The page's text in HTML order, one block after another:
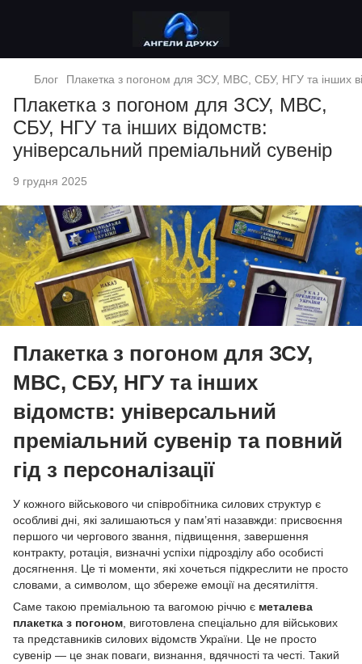
Блог Плакетка з погоном для ЗСУ, МВС, СБУ, НГУ та інших
Плакетка з погоном для ЗСУ, МВС,
СБУ, НГУ та інших відомств:
універсальний преміальний сувенір
9 грудня 2025
Плакетка з погоном для ЗСУ,
МВС, СБУ, НГУ та інших
відомств: універсальний
преміальний сувенір та повний
гід з персоналізації
У кожного військового чи співробітника силових структур є
особливі дні, які залишаються у пам’яті назавжди: присвоєння
першого чи чергового звання, підвищення, завершення
контракту, ротація, визначні успіхи підрозділу або особисті
досягнення. Це ті моменти, які хочеться підкреслити не просто
словами, а символом, що збереже емоції на десятиліття.
Саме такою преміальною та вагомою річчю є металева
плакетка з погоном, виготовлена спеціально для військових
та представників силових відомств України. Це не просто
сувенір — це знак поваги, визнання, вдячності та честі. Такий